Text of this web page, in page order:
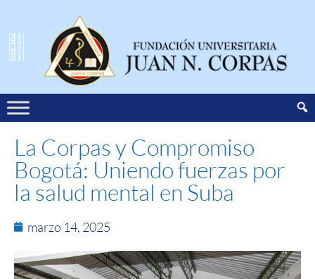
La Corpas y Compromiso
Bogotá: Uniendo fuerzas por
la salud mental en Suba
marzo 14, 2025